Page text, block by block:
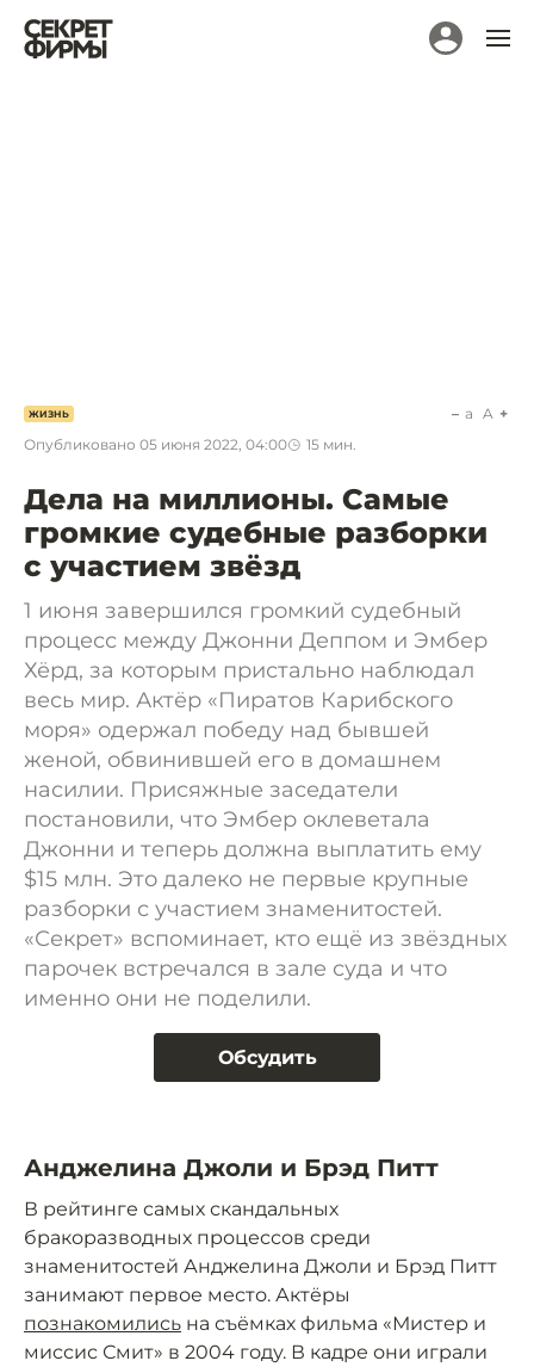
ЖИЗНЬ
Опубликовано 05 июня 2022, 04:00 15 мин.
a A
Дела на миллионы. Самые
громкие судебные разборки
с участием звёзд
1 июня завершился громкий судебный
процесс между Джонни Деппом и Эмбер
Хёрд, за которым пристально наблюдал
весь мир. Актёр «Пиратов Карибского
моря» одержал победу над бывшей
женой, обвинившей его в домашнем
насилии. Присяжные заседатели
постановили, что Эмбер оклеветала
Джонни и теперь должна выплатить ему
$15 млн. Это далеко не первые крупные
разборки с участием знаменитостей.
«Секрет» вспоминает, кто ещё из звёздных
парочек встречался в зале суда и что
именно они не поделили.
Обсудить
Анджелина Джоли и Брэд Питт
В рейтинге самых скандальных
бракоразводных процессов среди
знаменитостей Анджелина Джоли и Брэд Питт
занимают первое место. Актёры
познакомились на съёмках фильма «Мистер и
миссис Смит» в 2004 году. В кадре они играли